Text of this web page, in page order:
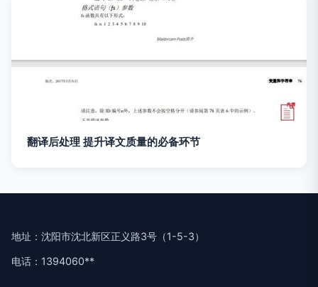
翻译后处理 提升译文质量的必备环节
地址：沈阳市沈北新区正义路3号（1-5-3）
电话：1394060**